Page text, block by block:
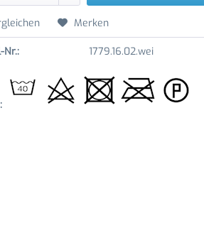
Merken
Nr.: 1779.16.02.wei